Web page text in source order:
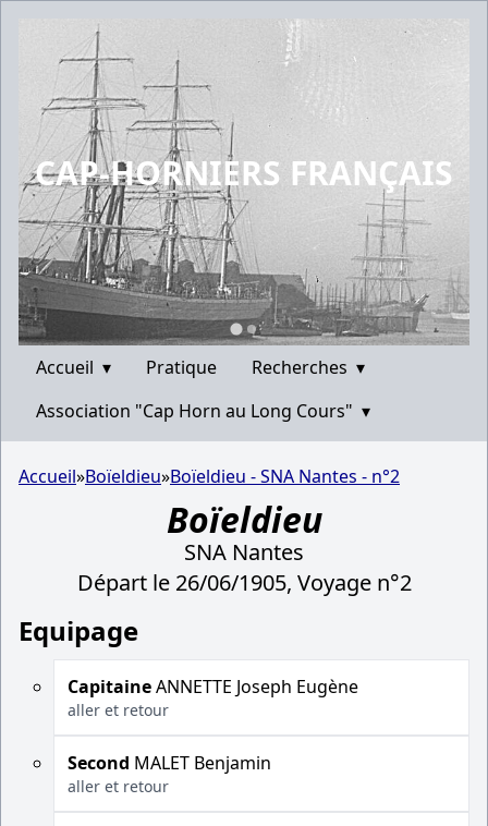
CAP-HORNIERS FRANÇAIS
Accueil ▾ Pratique Recherches ▾
Association "Cap Horn au Long Cours" ▾
Accueil»Boïeldieu»Boïeldieu - SNA Nantes - n°2
Boïeldieu
SNA Nantes
Départ le 26/06/1905, Voyage n°2
Equipage
CapitaineANNETTE Joseph Eugène
aller et retour
Second MALET Benjamin
aller et retour